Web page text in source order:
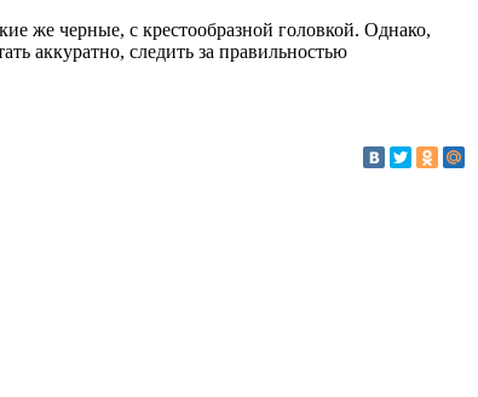
же черные, с крестообразной головкой. Однако,
аккуратно, следить за правильностью